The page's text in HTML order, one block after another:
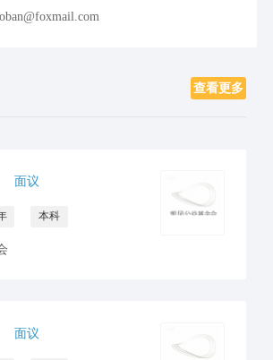
查看更多
面议
本科
面议